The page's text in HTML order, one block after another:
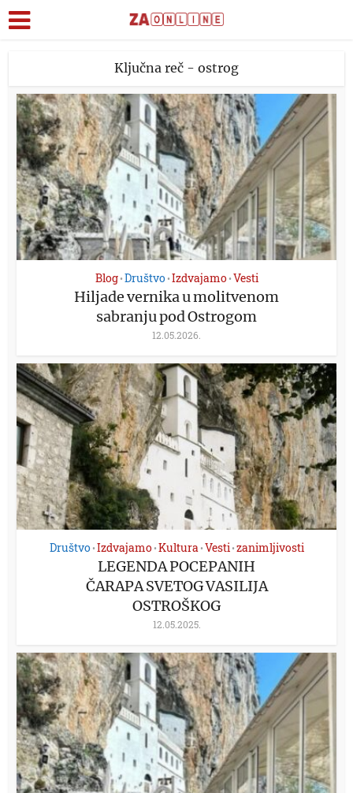
Ključna reč - ostrog
Blog •Društvo •Izdvajamo •Vesti
Hiljade vernika u molitvenom
sabranju pod Ostrogom
12.05.2026.
Društvo •Izdvajamo •Kultura •Vesti •zanimljivosti
LEGENDA POCEPANIH
ČARAPA SVETOG VASILIJA
OSTROŠKOG
12.05.2025.